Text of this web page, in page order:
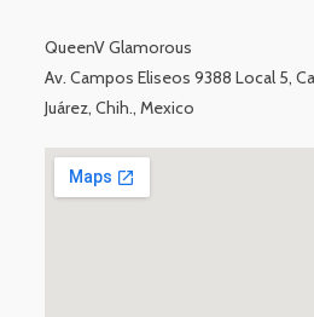
QueenV Glamorous
Av. Campos Eliseos 9388 Local 5,
Juárez, Chih., Mexico